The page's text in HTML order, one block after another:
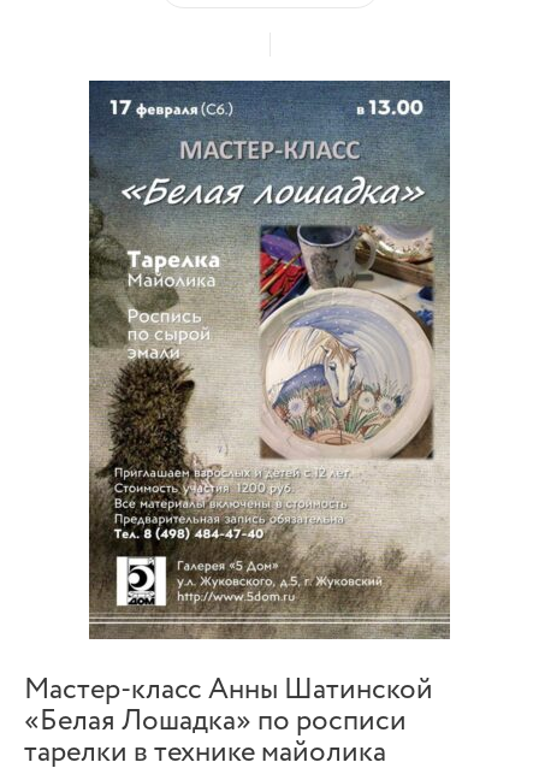
Мастер-класс Анны Шатинской
«Белая Лошадка» по росписи
тарелки в технике майолика